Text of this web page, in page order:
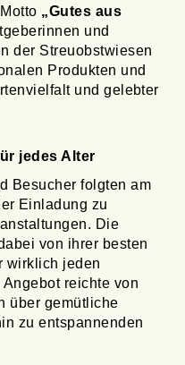
„Gutes aus
und
der Streuobstwiesen
Produkten und
und gelebter
jedes Alter
Besucher folgten am
Einladung zu
Die
von ihrer besten
wirklich jeden
reichte von
über gemütliche
zu entspannenden